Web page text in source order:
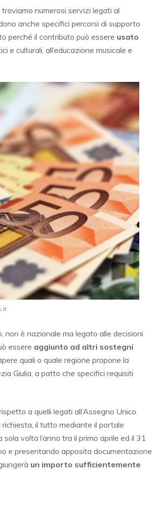
numerosi servizi legati al
anche specifici percorsi di supporto
perché il contributo può essere usato
e culturali, all’educazione musicale e
non è nazionale ma legato alle decisioni
essere aggiunto ad altri sostegni
quali o quale regione propone la
Giulia, a patto che specifici requisiti
a quelli legati all’Assegno Unico.
il tutto mediante il portale
volta l’anno tra il primo aprile ed il 31
e presentando apposita documentazione
un importo sufficientemente